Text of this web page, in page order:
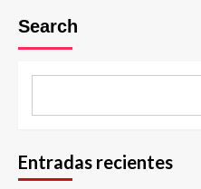
Search
Entradas recientes